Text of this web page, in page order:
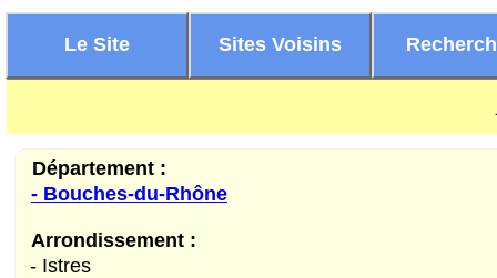
Le Site Sites Voisins
Département :
- Bouches-du-Rhône
Arrondissement :
- Istres